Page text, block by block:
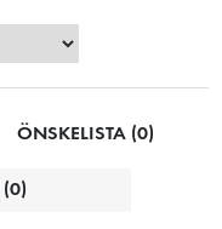
ÖNSKELISTA (0)
(0)